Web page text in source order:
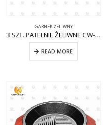
GARNEK ŻELIWNY
3 SZT. PATELNIE ŻELIWNE CW-CI005
READ MORE